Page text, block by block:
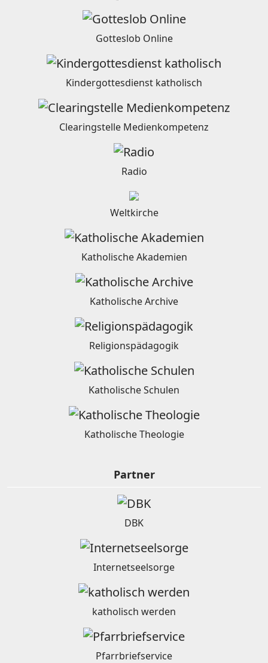
Gotteslob Online
Kindergottesdienst katholisch
Clearingstelle Medienkompetenz
Radio
Weltkirche
Katholische Akademien
Katholische Archive
Religionspädagogik
Katholische Schulen
Katholische Theologie
Partner
DBK
Internetseelsorge
katholisch werden
Pfarrbriefservice